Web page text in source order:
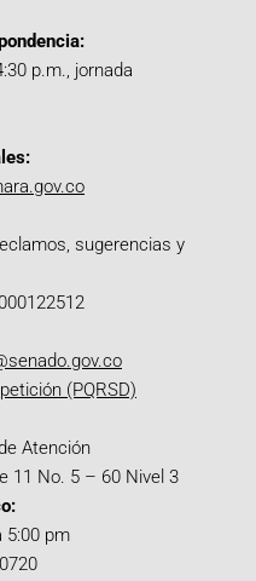
p.m., jornada
sugerencias y
(PQRSD)
Atención
11 No. 5 – 60 Nivel 3
5:00 pm